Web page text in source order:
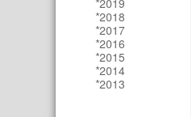
*2019
*2018
*2017
*2016
*2015
*2014
*2013